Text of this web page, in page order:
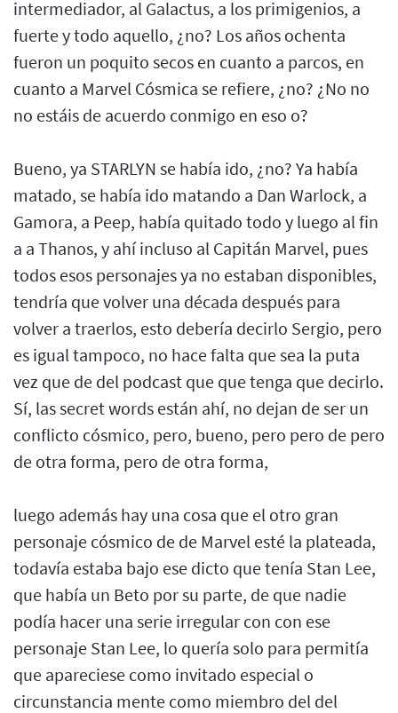
intermediador, al Galactus, a los primigenios, a
fuerte y todo aquello, ¿no? Los años ochenta
fueron un poquito secos en cuanto a parcos, en
cuanto a Marvel Cósmica se refiere, ¿no? ¿No no
no estáis de acuerdo conmigo en eso o?
Bueno, ya STARLYN se había ido, ¿no? Ya había
matado, se había ido matando a Dan Warlock, a
Gamora, a Peep, había quitado todo y luego al fin
a a Thanos, y ahí incluso al Capitán Marvel, pues
todos esos personajes ya no estaban disponibles,
tendría que volver una década después para
volver a traerlos, esto debería decirlo Sergio, pero
es igual tampoco, no hace falta que sea la puta
vez que de del podcast que que tenga que decirlo.
Sí, las secret words están ahí, no dejan de ser un
conflicto cósmico, pero, bueno, pero pero de pero
de otra forma, pero de otra forma,
luego además hay una cosa que el otro gran
personaje cósmico de de Marvel esté la plateada,
todavía estaba bajo ese dicto que tenía Stan Lee,
que había un Beto por su parte, de que nadie
podía hacer una serie irregular con con ese
personaje Stan Lee, lo quería solo para permitía
que apareciese como invitado especial o
circunstancia mente como miembro del del